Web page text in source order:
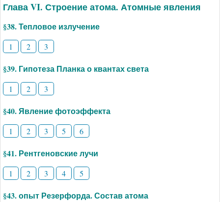
Глава VI. Строение атома. Атомные явления
§38. Тепловое излучение
1 2 3
§39. Гипотеза Планка о квантах света
1 2 3
§40. Явление фотоэффекта
1 2 3 5 6
§41. Рентгеновские лучи
1 2 3 4 5
§43. опыт Резерфорда. Состав атома